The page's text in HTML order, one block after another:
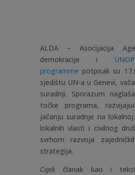
ALDA – Asocijacija
demokracije i
programme potpisali su
sjedištu UN-a u Genevi,
suradnji. Sporazum
točke programa,
jačanju suradnje na
lokalnih vlasti i civilnog
svrhom razvoja
strategija.
Cijeli članak kao i tekst